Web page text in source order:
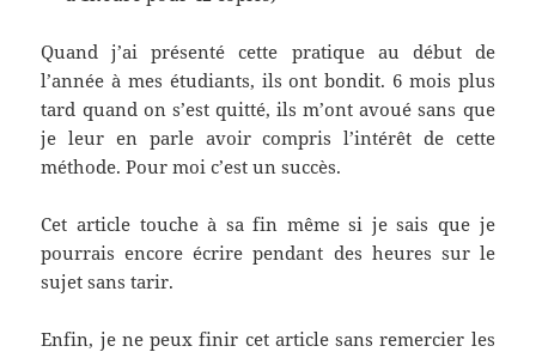
Quand j’ai présenté cette pratique au début de
l’année à mes étudiants, ils ont bondit. 6 mois plus
tard quand on s’est quitté, ils m’ont avoué sans que
je leur en parle avoir compris l’intérêt de cette
méthode. Pour moi c’est un succès.
Cet article touche à sa fin même si je sais que je
pourrais encore écrire pendant des heures sur le
sujet sans tarir.
Enfin, je ne peux finir cet article sans remercier les